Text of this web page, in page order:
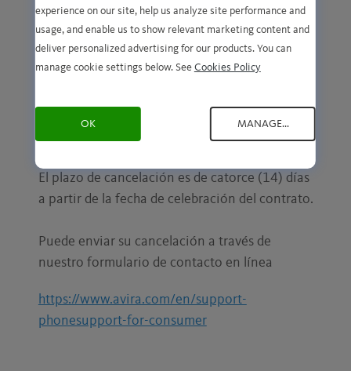
del BGB (Código Civil de Alemania).
Su derecho de cancelación
en un plazo de catorce (14) días sin dar
El plazo de cancelación es de catorce (14) días
a partir de la fecha de celebración del contrato.
Puede enviar su cancelación a través de
nuestro formulario de contacto en línea
https://www.avira.com/en/support-
phonesupport-for-consumer
experience on our site, help us analyze site performance and
usage, and enable us to show relevant marketing content and
deliver personalized advertising for our products. You can
manage cookie settings below. See Cookies Policy
OK MANAGE...